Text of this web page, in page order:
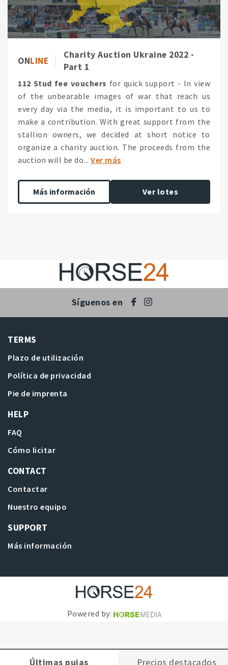
ONLINE
Charity Auction Ukraine 2022 -
Part 1
112 Stud fee vouchers for quick support - In view
of the unbearable images of war that reach us
every day via the media, it is important to us to
make a contribution. With great support from the
stallion owners, we decided at short notice to
organize a charity auction. The proceeds from the
auction will be do... Ver más
Más información Ver lotes
Últimas pujas Precios destacados
Síguenos en
TERMS
Plazo de utilización
Política de privacidad
Pie de imprenta
HELP
FAQ
Cómo licitar
CONTACT
Contactar
Nuestro equipo
SUPPORT
Más información
Powered by: